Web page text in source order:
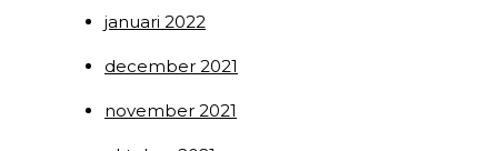
januari 2022
december 2021
november 2021